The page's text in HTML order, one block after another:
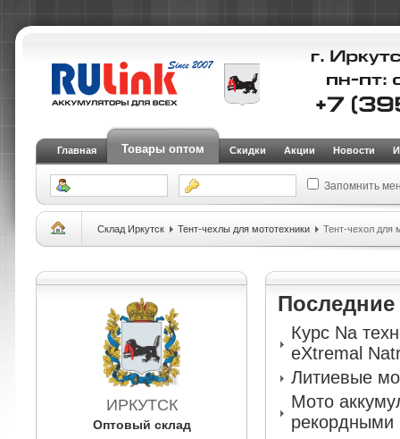
Главная Товары оптом Скидки Акции Новости
Запомнить
Склад Иркутск Тент-чехлы для мототехники Тент-чехол для
ИРКУТСК
Оптовый склад
Последние
Курс Na
eXtremal
Литиевые
Мото
рекордными